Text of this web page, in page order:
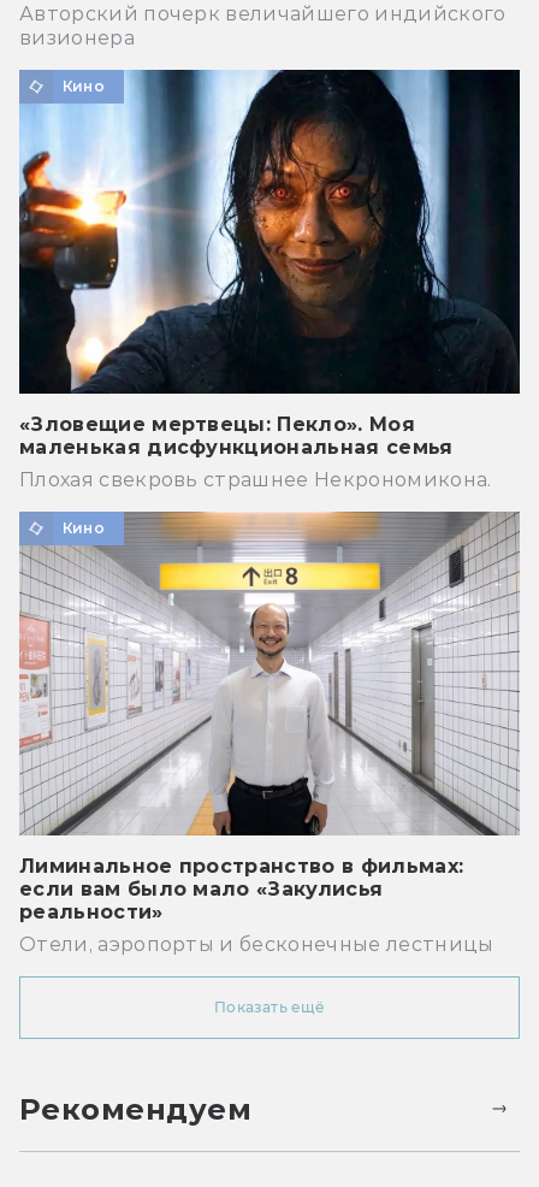
Авторский почерк величайшего индийского
визионера
Кино
«Зловещие мертвецы: Пекло». Моя
маленькая дисфункциональная семья
Плохая свекровь страшнее Некрономикона.
Кино
Лиминальное пространство в фильмах:
если вам было мало «Закулисья
реальности»
Отели, аэропорты и бесконечные лестницы
Показать ещё
Рекомендуем